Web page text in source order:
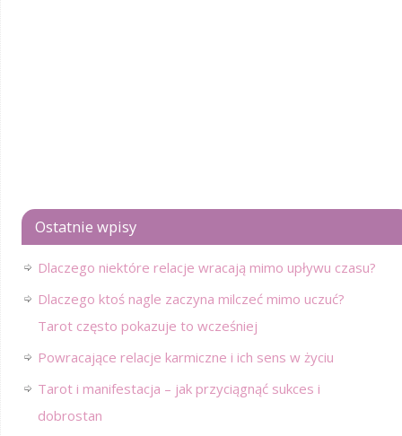
Ostatnie wpisy
Dlaczego niektóre relacje wracają mimo upływu czasu?
Dlaczego ktoś nagle zaczyna milczeć mimo uczuć?
Tarot często pokazuje to wcześniej
Powracające relacje karmiczne i ich sens w życiu
Tarot i manifestacja – jak przyciągnąć sukces i
dobrostan